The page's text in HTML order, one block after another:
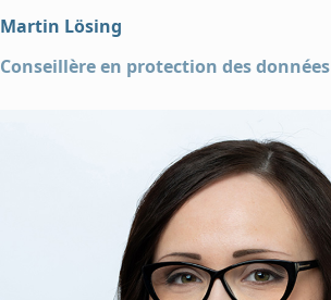
Martin Lösing
Conseillère en protection des données